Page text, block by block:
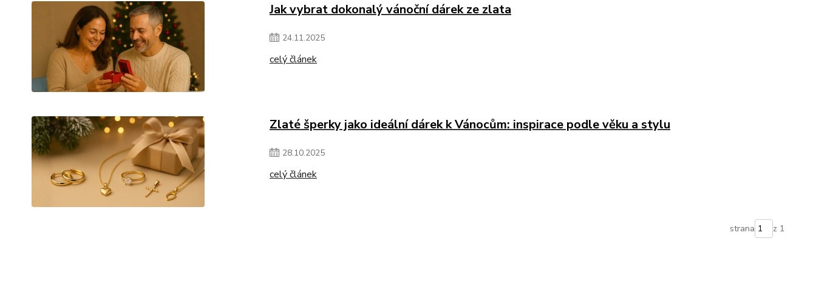
Jak vybrat dokonalý vánoční dárek ze zlata
24.11.2025
celý článek
Zlaté šperky jako ideální dárek k Vánocům: inspirace podle věku a stylu
28.10.2025
celý článek
strana z 1